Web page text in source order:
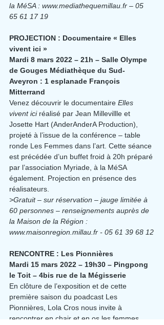
la MéSA : www.mediathequemillau.fr – 05
65 61 17 19
PROJECTION : Documentaire « Elles
vivent ici »
Mardi 8 mars 2022 – 21h – Salle Olympe
de Gouges Médiathèque du Sud-
Aveyron : 1 esplanade François
Mitterrand
Venez découvrir le documentaire Elles
vivent ici réalisé par Jean Millevillle et
Josette Hart (AnderAnderA Production),
projeté à l’issue de la conférence – table
ronde Les Femmes dans l’art. Cette séance
est précédée d’un buffet froid à 20h préparé
par l’association Myriade, à la MéSA
également. Projection en présence des
réalisateurs.
>Gratuit – sur réservation – jauge limitée à
60 personnes – renseignements auprès de
la Maison de la Région :
www.maisonregion.millau.fr - 05 61 39 68 12
RENCONTRE : Les Pionnières
Mardi 15 mars 2022 – 19h30 – Pingpong
le Toit – 4bis rue de la Mégisserie
En clôture de l’exposition et de cette
première saison du poadcast Les
Pionnières, Lola Cros nous invite à
rencontrer en chair et en os les femmes